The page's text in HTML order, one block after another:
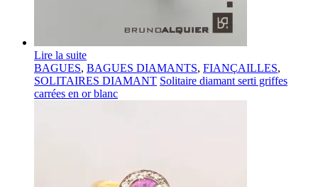
Lire la suite
BAGUES, BAGUES DIAMANTS, FIANÇAILLES,
SOLITAIRES DIAMANT Solitaire diamant serti griffes
carrées en or blanc